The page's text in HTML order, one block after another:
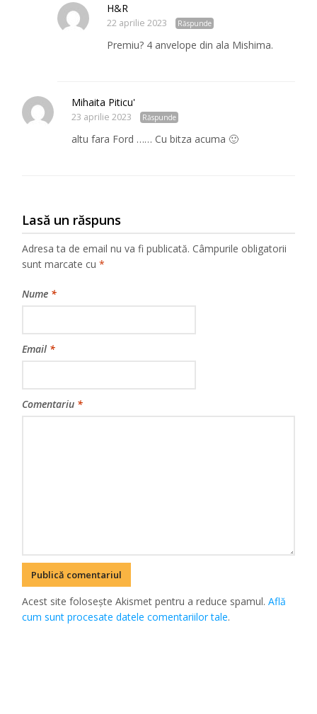
H&R
22 aprilie 2023 Răspunde
Premiu? 4 anvelope din ala Mishima.
Mihaita Piticu'
23 aprilie 2023 Răspunde
altu fara Ford …… Cu bitza acuma 🙂
Lasă un răspuns
Adresa ta de email nu va fi publicată. Câmpurile obligatorii
sunt marcate cu*
Nume *
Email *
Comentariu *
Acest site folosește Akismet pentru a reduce spamul.Află
cum sunt procesate datele comentariilor tale.